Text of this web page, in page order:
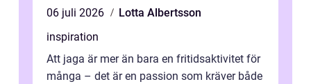
06 juli 2026
Lotta Albertsson
inspiration
Att jaga är mer än bara en fritidsaktivitet för
många – det är en passion som kräver både